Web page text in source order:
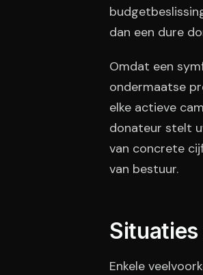
dan een dure
Omdat een
ondermaatse
elke actieve
donateur stelt
van concrete
van bestuur.
Enkele